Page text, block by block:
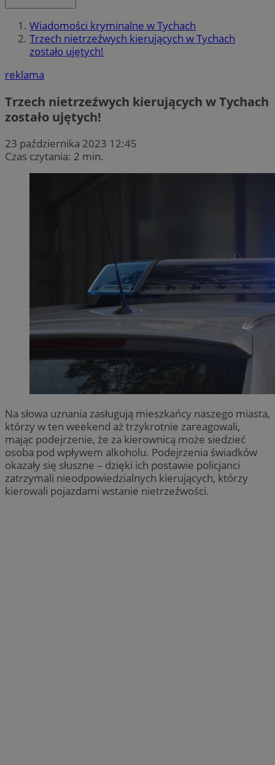
Wiadomości kryminalne w Tychach
Trzech nietrzeźwych kierujących w Tychach
zostało ujętych!
reklama
Trzech nietrzeźwych kierujących w Tychach
zostało ujętych!
23 października 2023 12:45
Czas czytania: 2 min.
Na słowa uznania zasługują mieszkańcy naszego miasta,
którzy w ten weekend aż trzykrotnie zareagowali,
mając podejrzenie, że za kierownicą może siedzieć
osoba pod wpływem alkoholu. Podejrzenia świadków
okazały się słuszne – dzięki ich postawie policjanci
zatrzymali nieodpowiedzialnych kierujących, którzy
kierowali pojazdami wstanie nietrzeźwości.